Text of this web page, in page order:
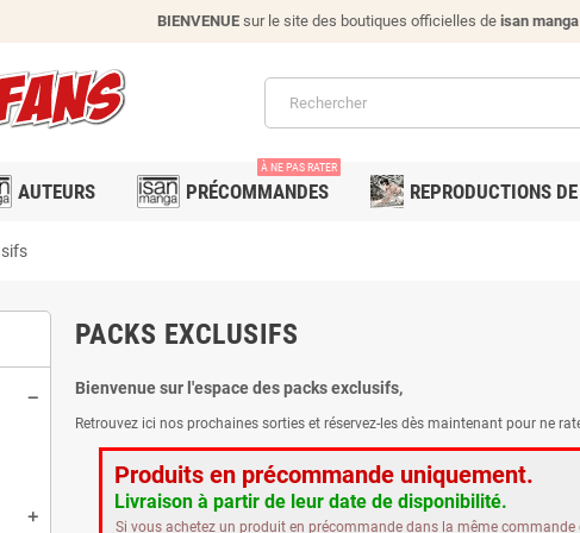
BIENVENUE sur le site des boutiques officielles de isan manga
AUTEURS PRÉCOMMANDES
À NE PAS RATER
REPRODUCTIONS
PACKS EXCLUSIFS
Bienvenue sur l'espace des packs exclusifs,
Retrouvez ici nos prochaines sorties et réservez-les dès maintenant pour ne
Produits en précommande uniquement.
Livraison à partir de leur date de disponibilité.
Si vous achetez un produit en précommande dans la même